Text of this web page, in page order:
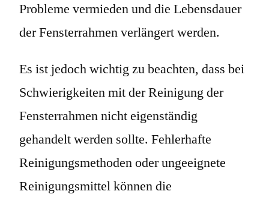
Probleme vermieden und die Lebensdauer
der Fensterrahmen verlängert werden.
Es ist jedoch wichtig zu beachten, dass bei
Schwierigkeiten mit der Reinigung der
Fensterrahmen nicht eigenständig
gehandelt werden sollte. Fehlerhafte
Reinigungsmethoden oder ungeeignete
Reinigungsmittel können die